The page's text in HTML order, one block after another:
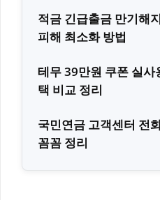
적금 긴급출금 만기해
피해 최소화 방법
테무 39만원 쿠폰 실사
택 비교 정리
국민연금 고객센터 전
꼼꼼 정리